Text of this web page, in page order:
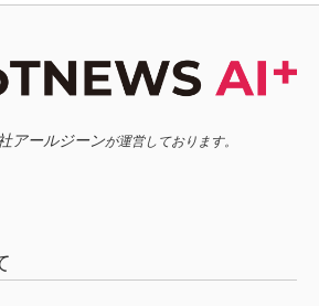
アールジーンが運営しております。